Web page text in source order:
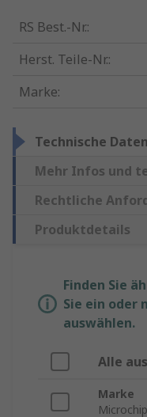
RS Best.-Nr.:
Herst. Teile-Nr.:
Marke:
Technische Daten
Mehr Infos und
Rechtliche
Produktdetails
Finden Sie
Sie ein oder
auswählen.
Alle
Marke
Microchip